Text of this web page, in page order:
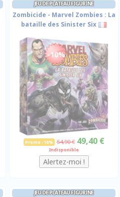
JEU DE PLATEAU FIGURINE
Zombicide - Marvel Zombies : La
bataille des Sinister Six
-10%
Promo -10% 54,90 € 49,40 €
Indisponible
JEU DE PLATEAU FIGURINE